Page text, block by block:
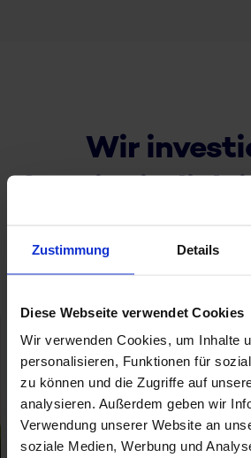
Zustimmung Details
Diese Webseite verwendet Cookies
Wir verwenden Cookies, um Inhalte
personalisieren, Funktionen für
zu können und die Zugriffe auf
analysieren. Außerdem geben wir
Verwendung unserer Website an
soziale Medien, Werbung und
Wir
kontinuierlich
und